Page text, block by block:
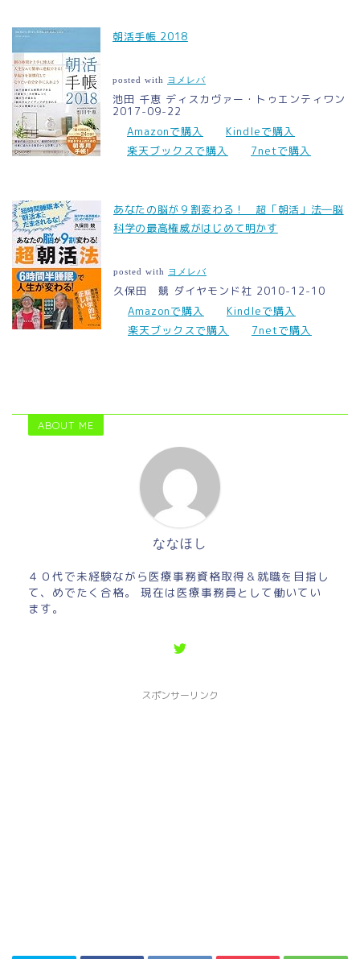
朝活手帳 2018
posted with ヨメレバ
池田 千恵 ディスカヴァー・トゥエンティワン
2017-09-22
Amazonで購入
Kindleで購入
楽天ブックスで購入
7netで購入
あなたの脳が９割変わる！ 超「朝活」法―脳
科学の最高権威がはじめて明かす
posted with ヨメレバ
久保田 競 ダイヤモンド社 2010-12-10
Amazonで購入
Kindleで購入
楽天ブックスで購入
7netで購入
ABOUT ME
ななほし
４０代で未経験ながら医療事務資格取得＆就職を目指し
て、めでたく合格。 現在は医療事務員として働いてい
ます。
スポンサーリンク